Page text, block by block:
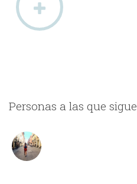
Personas a las que sigue